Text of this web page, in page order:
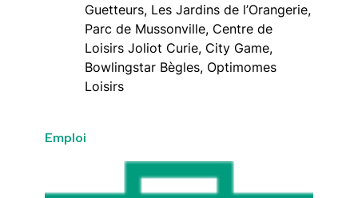
Guetteurs, Les Jardins de l’Orangerie,
Parc de Mussonville, Centre de
Loisirs Joliot Curie, City Game,
Bowlingstar Bègles, Optimomes
Loisirs
Emploi